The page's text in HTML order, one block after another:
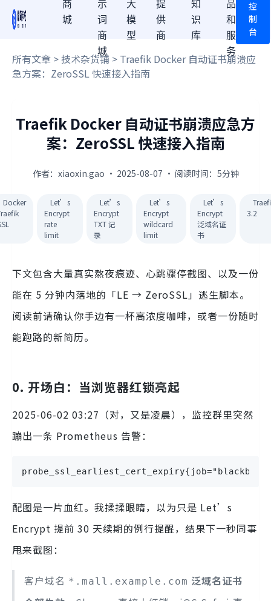
商
城
示
词
商
城
大
模
型
提
供
商
知
识
库
品
和
服
务
控
制
台
所有文章 >技术杂货铺 > Traefik Docker 自动证书崩溃应
急方案：ZeroSSL 快速接入指南
Traefik Docker 自动证书崩溃应急方
案：ZeroSSL 快速接入指南
作者：xiaoxin.gao · 2025-08-07 · 阅读时间：5分钟
Docker
Let’s
Encrypt
rate
limit
Let’s
Encrypt
TXT 记
录
Let’s
Encrypt
wildcard
limit
Let’s
Encrypt
泛域名证
书
3.2
下文包含大量真实熬夜痕迹、心跳骤停截图、以及一份
能在 5 分钟内落地的「LE → ZeroSSL」逃生脚本。
阅读前请确认你手边有一杯高浓度咖啡，或者一份随时
能跑路的新简历。
0. 开场白：当浏览器红锁亮起
2025-06-02 03:27（对，又是凌晨），监控群里突然
蹦出一条 Prometheus 告警：
probe_ssl_earliest_cert_expiry{job="blackbox-
配图是一片血红。我揉揉眼睛，以为只是 Let’s
Encrypt 提前 30 天续期的例行提醒，结果下一秒同事
甩来截图：
客户域名 *.mall.example.com 泛域名证书